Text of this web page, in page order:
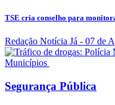
TSE cria conselho para
Redação Notícia Já - 07 de
Segurança Pública